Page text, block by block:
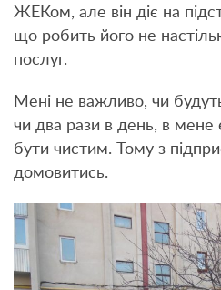
ЖЕКом, але він діє на
що робить його не
послуг.
Мені не важливо, чи
чи два рази в день, в мене
бути чистим. Тому з
домовитись.